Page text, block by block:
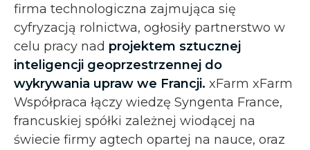
firma technologiczna zajmująca się
cyfryzacją rolnictwa, ogłosiły partnerstwo w
celu pracy nad projektem sztucznej
inteligencji geoprzestrzennej do
wykrywania upraw we Francji. xFarm xFarm
Współpraca łączy wiedzę Syngenta France,
francuskiej spółki zależnej wiodącej na
świecie firmy agtech opartej na nauce, oraz